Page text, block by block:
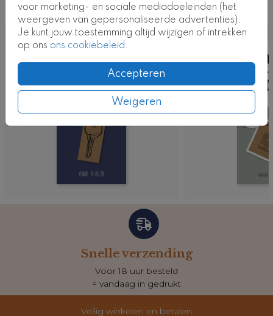
voor marketing- en sociale mediadoeleinden (het
weergeven van gepersonaliseerde advertenties).
Je kunt jouw toestemming altijd wijzigen of intrekken
op ons ons cookiebeleid.
Accepteren
Weigeren
leuk
Snelle verzending
Voor 18 uur besteld
= vandaag in gedrukt
Veilig winkelen en betalen